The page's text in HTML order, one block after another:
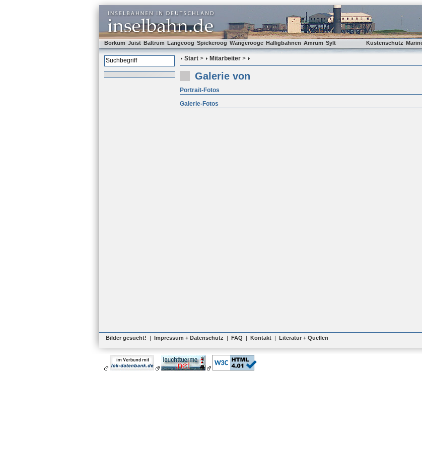
Borkum Juist Baltrum Langeoog Spiekeroog Wangerooge Halligbahnen Amrum Sylt Küstenschutz
Start > Mitarbeiter >
Galerie von
Portrait-Fotos
Galerie-Fotos
Bilder gesucht! | Impressum + Datenschutz | FAQ | Kontakt | Literatur + Quellen